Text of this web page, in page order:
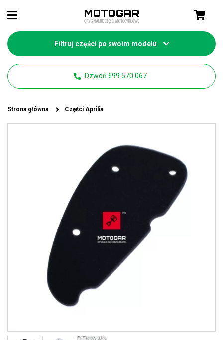
Filtruj części po swoim modelu
Dzwoń 699 570 067
Strona główna Części Aprilia